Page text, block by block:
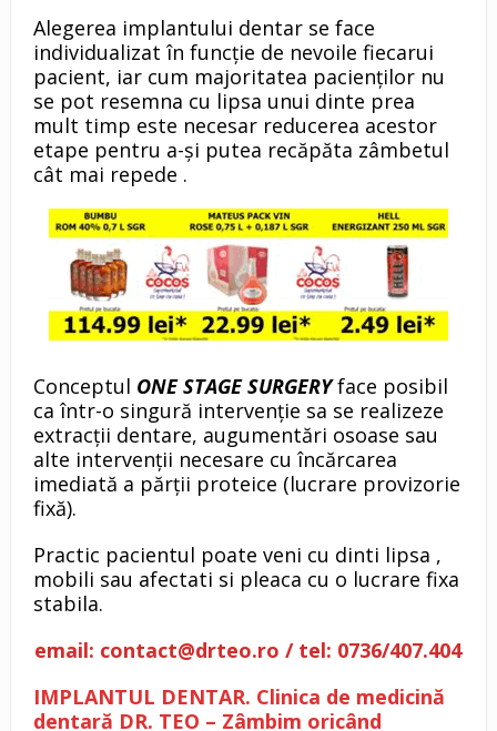
Alegerea implantului dentar se face
individualizat în funcție de nevoile fiecarui
pacient, iar cum majoritatea pacienților nu
se pot resemna cu lipsa unui dinte prea
mult timp este necesar reducerea acestor
etape pentru a-și putea recăpăta zâmbetul
cât mai repede .
Conceptul ONE STAGE SURGERYface posibil
ca într-o singură intervenție sa se realizeze
extracții dentare, augumentări osoase sau
alte intervenții necesare cu încărcarea
imediată a părții proteice (lucrare provizorie
fixă).
Practic pacientul poate veni cu dinti lipsa ,
mobili sau afectati si pleaca cu o lucrare fixa
stabila.
email: contact@drteo.ro / tel: 0736/407.404
IMPLANTUL DENTAR. Clinica de medicină
dentară DR. TEO – Zâmbim oricând